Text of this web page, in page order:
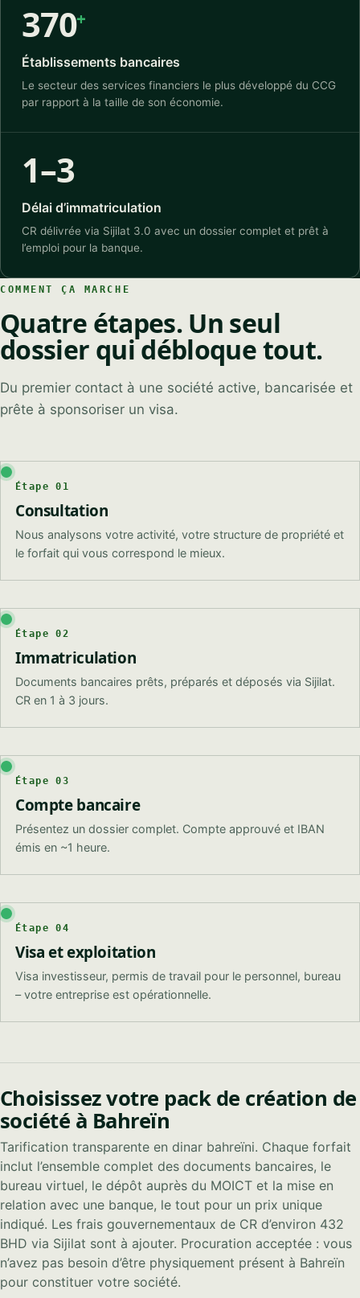
370+
Établissements bancaires
Le secteur des services financiers le plus développé du CCG
par rapport à la taille de son économie.
1–3
Délai d’immatriculation
CR délivrée via Sijilat 3.0 avec un dossier complet et prêt à
l’emploi pour la banque.
COMMENT ÇA MARCHE
Quatre étapes. Un seul
dossier qui débloque tout.
Du premier contact à une société active, bancarisée et
prête à sponsoriser un visa.
Étape 01
Consultation
Nous analysons votre activité, votre structure de propriété et
le forfait qui vous correspond le mieux.
Étape 02
Immatriculation
Documents bancaires prêts, préparés et déposés via Sijilat.
CR en 1 à 3 jours.
Étape 03
Compte bancaire
Présentez un dossier complet. Compte approuvé et IBAN
émis en ~1 heure.
Étape 04
Visa et exploitation
Visa investisseur, permis de travail pour le personnel, bureau
– votre entreprise est opérationnelle.
Choisissez votre pack de création de
société à Bahreïn
Tarification transparente en dinar bahreïni. Chaque forfait
inclut l’ensemble complet des documents bancaires, le
bureau virtuel, le dépôt auprès du MOICT et la mise en
relation avec une banque, le tout pour un prix unique
indiqué. Les frais gouvernementaux de CR d’environ 432
BHD via Sijilat sont à ajouter. Procuration acceptée : vous
n’avez pas besoin d’être physiquement présent à Bahreïn
pour constituer votre société.